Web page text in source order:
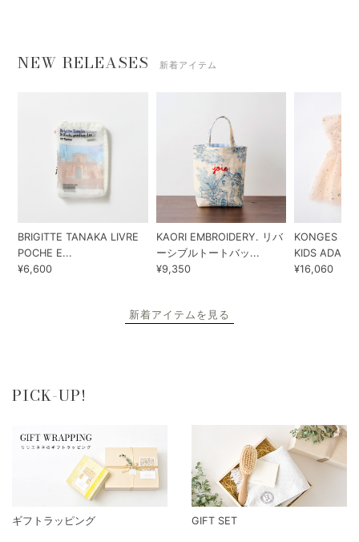
NEW RELEASES 新着アイテム
BRIGITTE TANAKA LIVRE
POCHE E...
¥6,600
KAORI EMBROIDERY. リバ
ーシブルトートバッ...
¥9,350
KONGES
KIDS ADA...
¥16,060
新着アイテムを見る
PICK-UP!
ギフトラッピング GIFT SET